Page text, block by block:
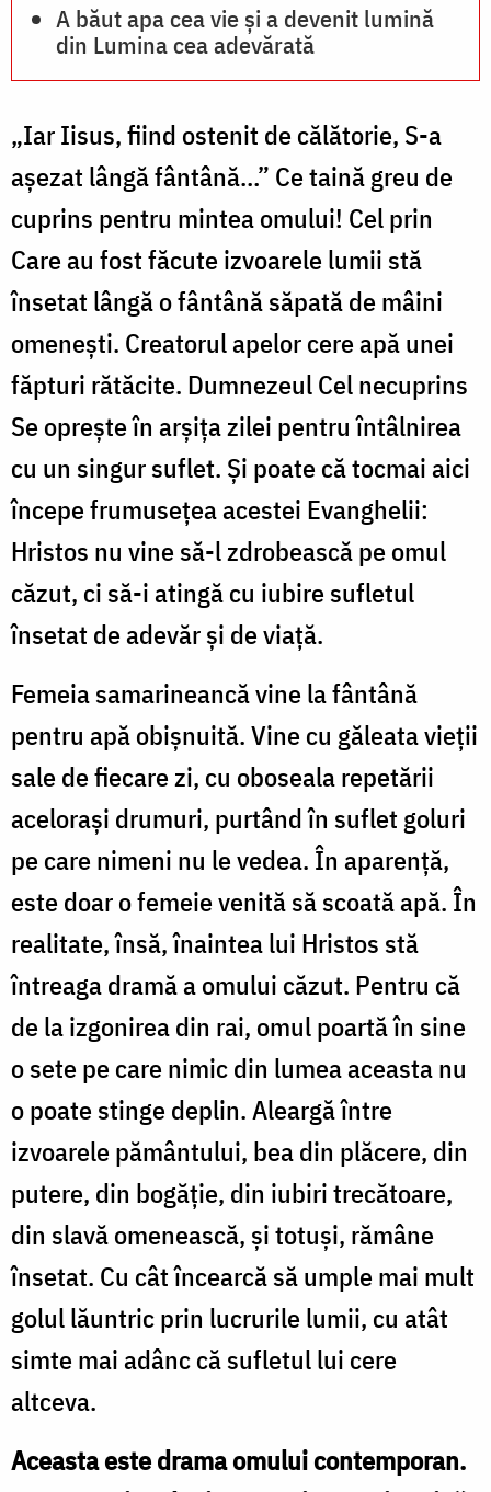
A băut apa cea vie și a devenit lumină
din Lumina cea adevărată
„Iar Iisus, fiind ostenit de călătorie, S-a
așezat lângă fântână…” Ce taină greu de
cuprins pentru mintea omului! Cel prin
Care au fost făcute izvoarele lumii stă
însetat lângă o fântână săpată de mâini
omenești. Creatorul apelor cere apă unei
făpturi rătăcite. Dumnezeul Cel necuprins
Se oprește în arșița zilei pentru întâlnirea
cu un singur suflet. Și poate că tocmai aici
începe frumusețea acestei Evanghelii:
Hristos nu vine să-l zdrobească pe omul
căzut, ci să-i atingă cu iubire sufletul
însetat de adevăr și de viață.
Femeia samarineancă vine la fântână
pentru apă obișnuită. Vine cu găleata vieții
sale de fiecare zi, cu oboseala repetării
acelorași drumuri, purtând în suflet goluri
pe care nimeni nu le vedea. În aparență,
este doar o femeie venită să scoată apă. În
realitate, însă, înaintea lui Hristos stă
întreaga dramă a omului căzut. Pentru că
de la izgonirea din rai, omul poartă în sine
o sete pe care nimic din lumea aceasta nu
o poate stinge deplin. Aleargă între
izvoarele pământului, bea din plăcere, din
putere, din bogăție, din iubiri trecătoare,
din slavă omenească, și totuși, rămâne
însetat. Cu cât încearcă să umple mai mult
golul lăuntric prin lucrurile lumii, cu atât
simte mai adânc că sufletul lui cere
altceva.
Aceasta este drama omului contemporan.